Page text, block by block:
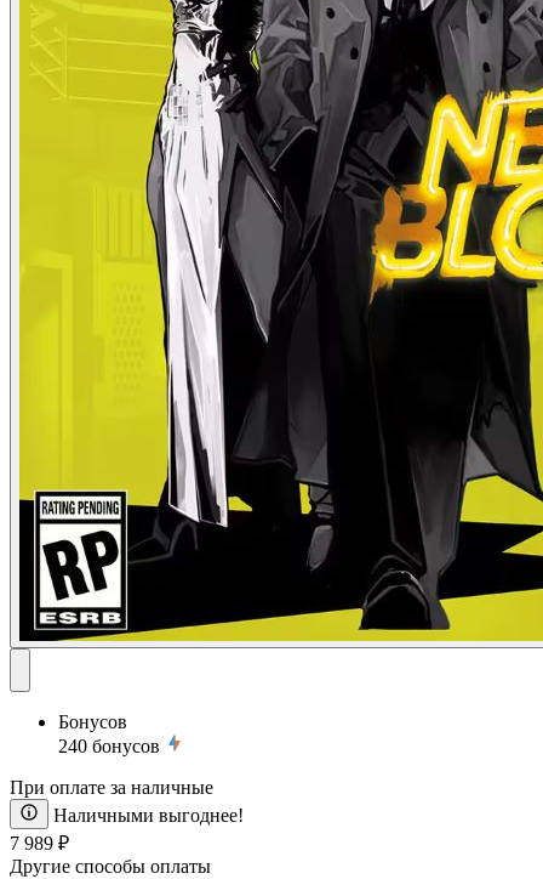
Бонусов
240 бонусов
При оплате за наличные
Наличными выгоднее!
7 989 ₽
Другие способы оплаты